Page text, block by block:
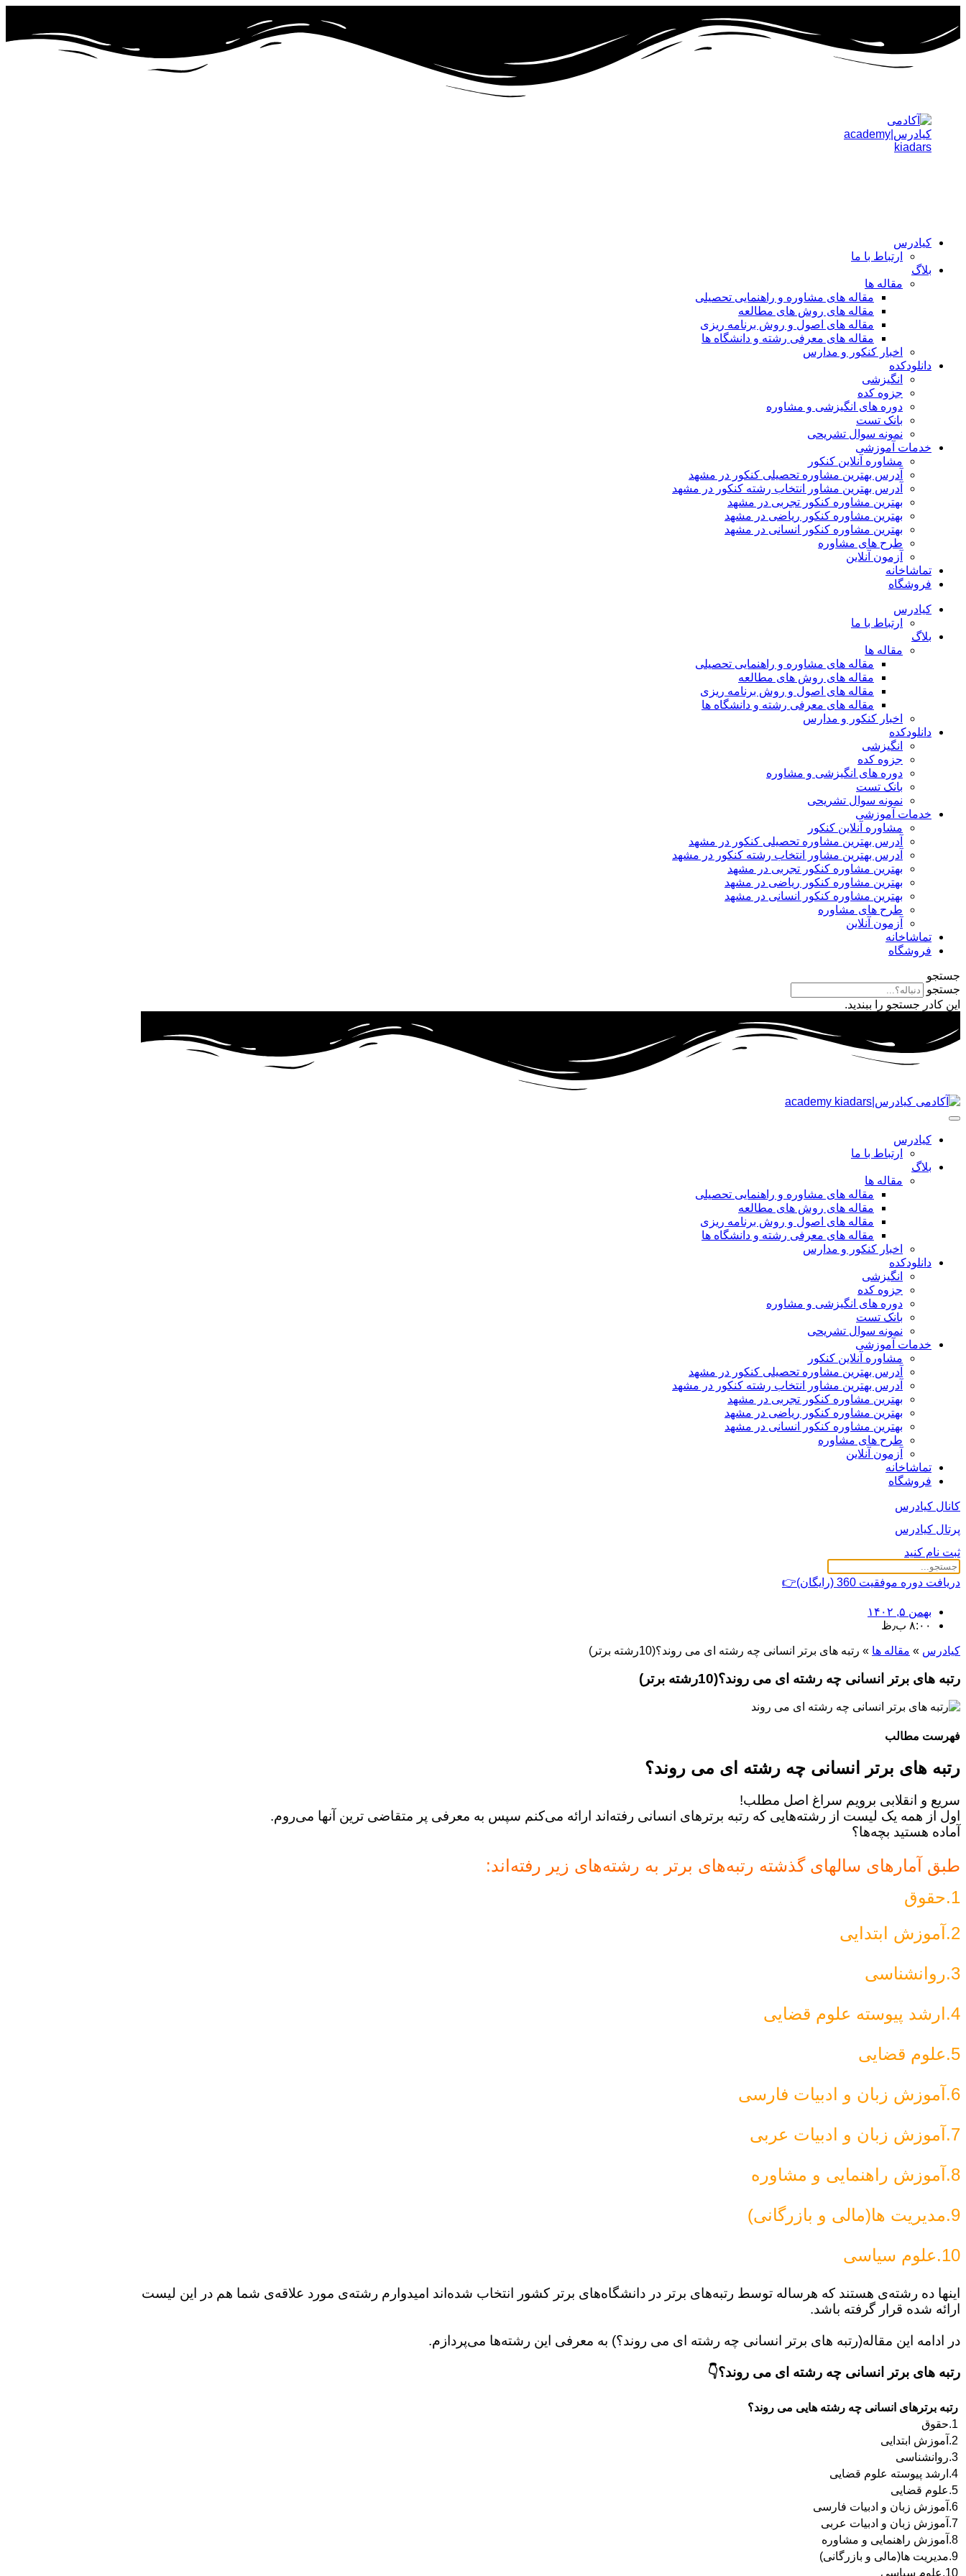
به
محتوا
کیادرس
ارتباط با ما
بلاگ
مقاله ها
مقاله های مشاوره و راهنمایی تحصیلی
مقاله های روش های مطالعه
مقاله های اصول و روش برنامه ریزی
مقاله های معرفی رشته و دانشگاه ها
اخبار کنکور و مدارس
دانلودکده
انگیزشی
جزوه کده
دوره های انگیزشی و مشاوره
بانک تست
نمونه سوال تشریحی
خدمات آموزشی
مشاوره آنلاین کنکور
آدرس بهترین مشاوره تحصیلی کنکور در مشهد
آدرس بهترین مشاور انتخاب رشته کنکور در مشهد
بهترین مشاوره کنکور تجربی در مشهد
بهترین مشاوره کنکور ریاضی در مشهد
بهترین مشاوره کنکور انسانی در مشهد
طرح های مشاوره
آزمون آنلاین
تماشاخانه
فروشگاه
کیادرس
ارتباط با ما
بلاگ
مقاله ها
مقاله های مشاوره و راهنمایی تحصیلی
مقاله های روش های مطالعه
مقاله های اصول و روش برنامه ریزی
مقاله های معرفی رشته و دانشگاه ها
اخبار کنکور و مدارس
دانلودکده
انگیزشی
جزوه کده
دوره های انگیزشی و مشاوره
بانک تست
نمونه سوال تشریحی
خدمات آموزشی
مشاوره آنلاین کنکور
آدرس بهترین مشاوره تحصیلی کنکور در مشهد
آدرس بهترین مشاور انتخاب رشته کنکور در مشهد
بهترین مشاوره کنکور تجربی در مشهد
بهترین مشاوره کنکور ریاضی در مشهد
بهترین مشاوره کنکور انسانی در مشهد
طرح های مشاوره
آزمون آنلاین
تماشاخانه
فروشگاه
جستجو
جستجو
این کادر جستجو را ببندید.
کیادرس
ارتباط با ما
بلاگ
مقاله ها
مقاله های مشاوره و راهنمایی تحصیلی
مقاله های روش های مطالعه
مقاله های اصول و روش برنامه ریزی
مقاله های معرفی رشته و دانشگاه ها
اخبار کنکور و مدارس
دانلودکده
انگیزشی
جزوه کده
دوره های انگیزشی و مشاوره
بانک تست
نمونه سوال تشریحی
خدمات آموزشی
مشاوره آنلاین کنکور
آدرس بهترین مشاوره تحصیلی کنکور در مشهد
آدرس بهترین مشاور انتخاب رشته کنکور در مشهد
بهترین مشاوره کنکور تجربی در مشهد
بهترین مشاوره کنکور ریاضی در مشهد
بهترین مشاوره کنکور انسانی در مشهد
طرح های مشاوره
آزمون آنلاین
تماشاخانه
فروشگاه
کانال کیادرس
پرتال کیادرس
ثبت نام کنید
دریافت دوره موفقیت 360 (رایگان)👉
بهمن ۵, ۱۴۰۲
۸:۰۰ ب٫ظ
کیادرس » مقاله ها » رتبه های برتر انسانی چه رشته ای می روند؟(10رشته برتر)
رتبه های برتر انسانی چه رشته ای می روند؟(10رشته برتر)
فهرست مطالب
رتبه های برتر انسانی چه رشته ای می روند؟
سریع و انقلابی برویم سراغ اصل مطلب!
اول از همه یک لیست از رشته‌هایی که رتبه برترهای انسانی رفته‌اند ارائه می‌کنم سپس به معرفی پر متقاضی ترین آنها می‌روم.
آماده هستید بچه‌ها؟
طبق آمارهای سالهای گذشته رتبه‌های برتر به رشته‌های زیر رفته‌اند:
1.حقوق
2.آموزش ابتدایی
3.روانشناسی
4.ارشد پیوسته علوم قضایی
5.علوم قضایی
6.آموزش زبان و ادبیات فارسی
7.آموزش زبان و ادبیات عربی
8.آموزش راهنمایی و مشاوره
9.مدیریت ها(مالی و بازرگانی)
10.علوم سیاسی
اینها ده رشته‌ی هستند که هرساله توسط رتبه‌های برتر در دانشگاه‌های برتر کشور انتخاب شده‌اند امیدوارم رشته‌ی مورد علاقه‌ی شما هم در این لیست
ارائه شده قرار گرفته باشد.
در ادامه این مقاله(رتبه های برتر انسانی چه رشته ای می روند؟) به معرفی این رشته‌ها می‌پردازم.
رتبه های برتر انسانی چه رشته ای می روند؟👇
رتبه برترهای انسانی چه رشته هایی می روند؟
1.حقوق
2.آموزش ابتدایی
3.روانشناسی
4.ارشد پیوسته علوم قضایی
5.علوم قضایی
6.آموزش زبان و ادبیات فارسی
7.آموزش زبان و ادبیات عربی
8.آموزش راهنمایی و مشاوره
9.مدیریت ها(مالی و بازرگانی)
10.علوم سیاسی